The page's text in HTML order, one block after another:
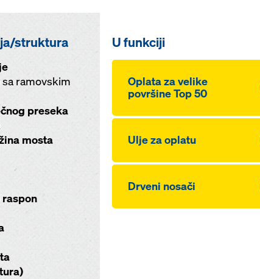
struktura
ramovskim
preseka
mosta
U funkciji
Oplata za velike
površine Top 50
Ulje za oplatu
Drveni nosači